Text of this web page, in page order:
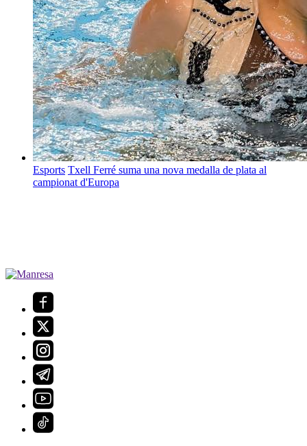
Esports Txell Ferré suma una nova medalla de plata al
campionat d'Europa